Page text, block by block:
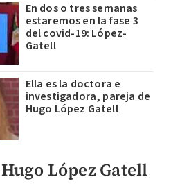
En dos o tres semanas
estaremos en la fase 3
del covid-19: López-
Gatell
Ella es la doctora e
investigadora, pareja de
Hugo López Gatell
López Gatell